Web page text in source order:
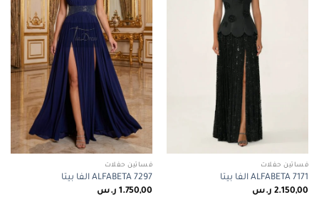
فساتين حفلات
ALFABETA 7171 الفا بيتا
2.150,00 ر.س
فساتين حفلات
ALFABETA 7297 الفا بيتا
1.750,00 ر.س